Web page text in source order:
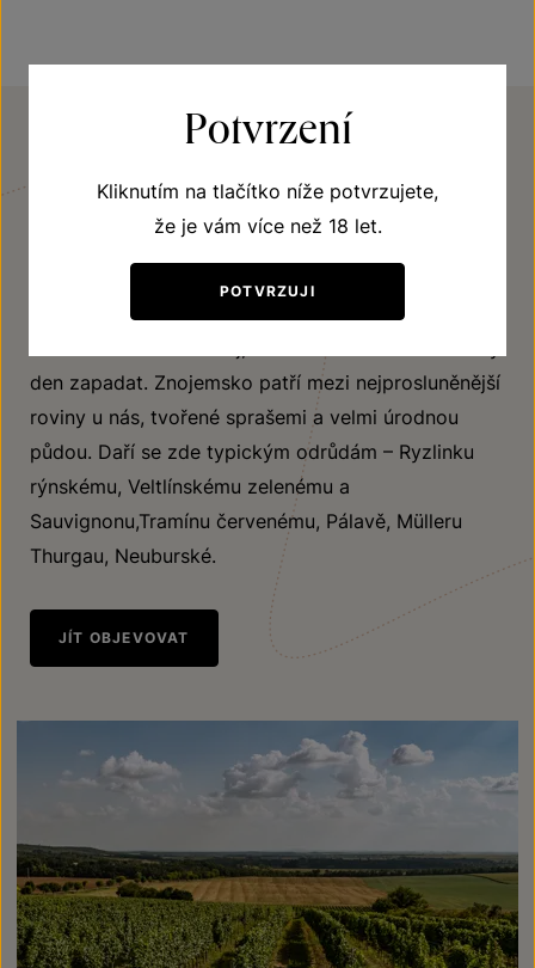
Znojemsko
Římané. Kraj, který dodával skvostná vína na knížecí
den zapadat. Znojemsko patří mezi nejprosluněnější
roviny u nás, tvořené sprašemi a velmi úrodnou
půdou. Daří se zde typickým odrůdám – Ryzlinku
rýnskému, Veltlínskému zelenému a
Sauvignonu,Tramínu červenému, Pálavě, Mülleru
Thurgau, Neuburské.
JÍT OBJEVOVAT
Potvrzení
Kliknutím na tlačítko níže potvrzujete,
že je vám více než 18 let.
POTVRZUJI